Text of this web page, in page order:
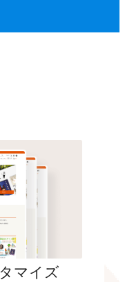
マイズ